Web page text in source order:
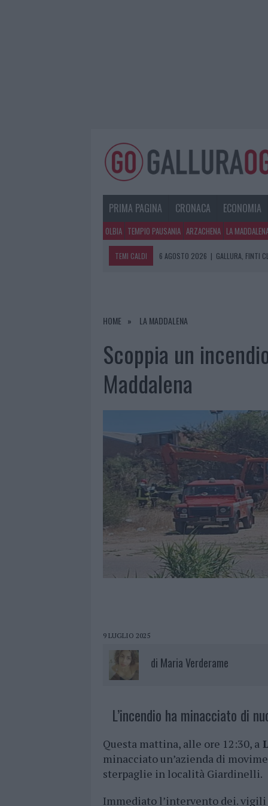
PRIMA PAGINA CRONACA ECONOMIA
OLBIA TEMPIO PAUSANIA ARZACHENA LA
TEMI CALDI 6 AGOSTO 2026 | GALLURA, FINTI
6 AGOSTO 2026 | ANDREA MURA CONQUISTA
HOME LA MADDALENA
Scoppia un
Maddalena
9 LUGLIO 2025
di Maria Verderame
L’incendio ha minacciato di
Questa mattina, alle ore 12:30, a
minacciato un’azienda di
sterpaglie in località Giardinelli.
Immediato l’intervento dei. vigili